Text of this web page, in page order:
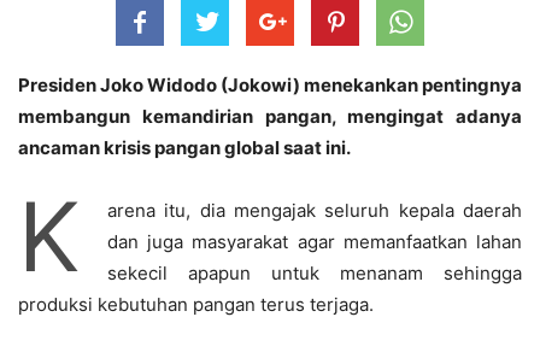
Presiden Joko Widodo (Jokowi) menekankan pentingnya
membangun kemandirian pangan, mengingat adanya
ancaman krisis pangan global saat ini.
K
arena itu, dia mengajak seluruh kepala daerah
dan juga masyarakat agar memanfaatkan lahan
sekecil apapun untuk menanam sehingga
produksi kebutuhan pangan terus terjaga.